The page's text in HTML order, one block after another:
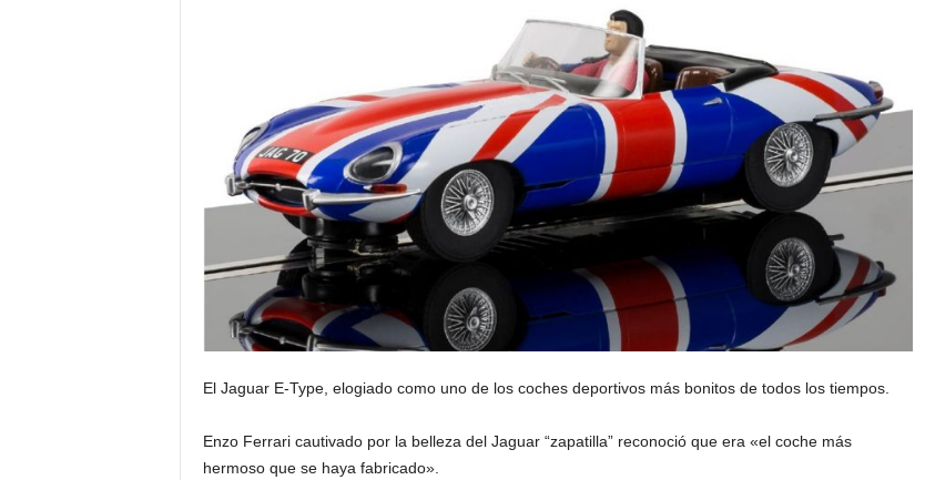
El Jaguar E-Type, elogiado como uno de los coches deportivos más bonitos de todos los tiempos.
Enzo Ferrari cautivado por la belleza del Jaguar “zapatilla” reconoció que era «el coche más
hermoso que se haya fabricado».